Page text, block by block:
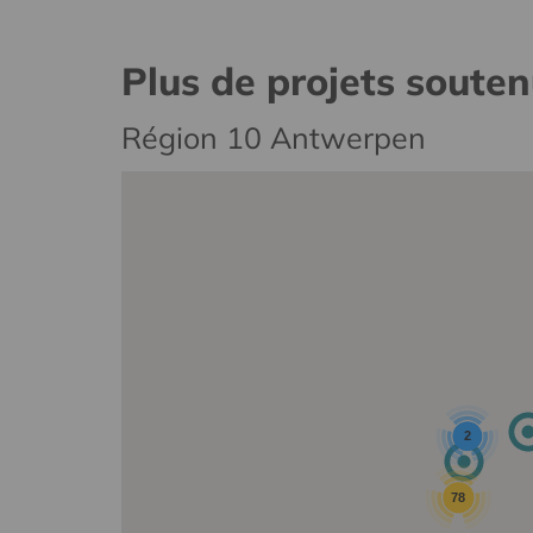
Plus de projets
Région 10 Antwerpen
78
2